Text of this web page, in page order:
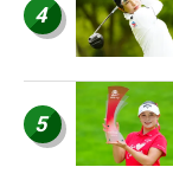
4
5